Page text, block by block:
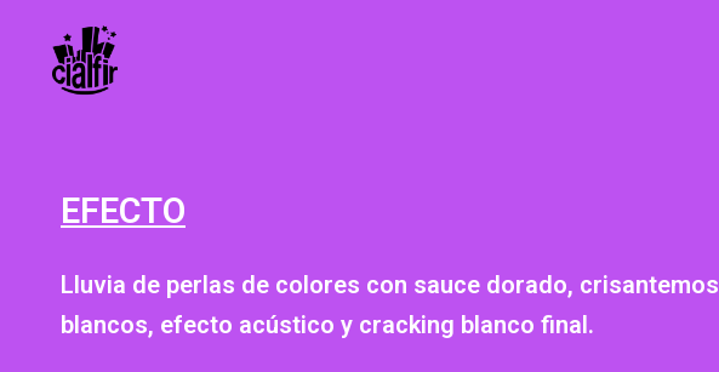
EFECTO
Lluvia de perlas de colores con sauce dorado, crisantemos
blancos, efecto acústico y cracking blanco final.